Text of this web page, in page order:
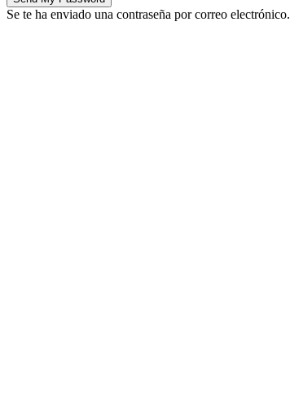
Se te ha enviado una contraseña por correo electrónico.